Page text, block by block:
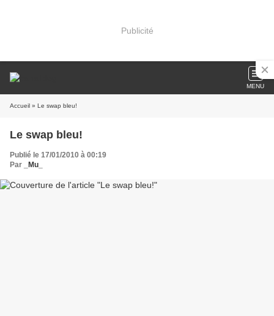
Publicité
MENU
Accueil » Le swap bleu!
Le swap bleu!
Publié le 17/01/2010 à 00:19
Par
_Mu_